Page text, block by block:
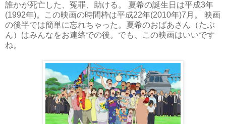
誰かが死亡した、冤罪、助ける。 夏希の誕生日は平成3年
(1992年)。この映画の時間枠は平成22年(2010年)7月。 映画
の後半では簡単に忘れちゃった。夏希のおばあさん（たぶ
ん）はみんなをお連絡での後。でも、この映画はいいです
ね。